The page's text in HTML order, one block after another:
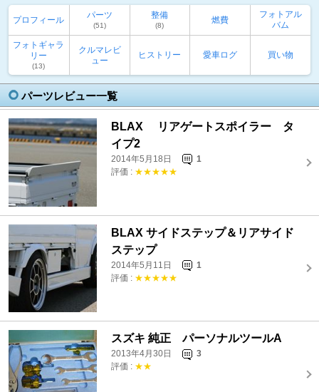
プロフィール パーツ
(51)
整備
(8)
燃費
フォトアル
バム
フォトギャラ
リー
(13)
クルマレビ
ュー
ヒストリー 愛車ログ 買い物
パーツレビュー一覧
BLAX リアゲートスポイラー タ
イプ2
2014年5月18日
1
評価 : ★★★★★
BLAX サイドステップ＆リアサイド
ステップ
2014年5月11日
1
評価 : ★★★★★
スズキ 純正 パーソナルツールA
2013年4月30日
3
評価 : ★★